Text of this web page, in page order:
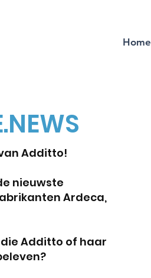
Home
Additto!
nieuwste
Ardeca,
Additto of haar